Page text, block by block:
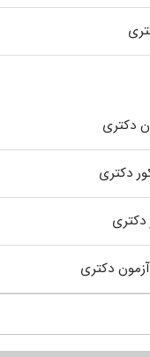
دکتری
دکتری
دکتری
دکتری